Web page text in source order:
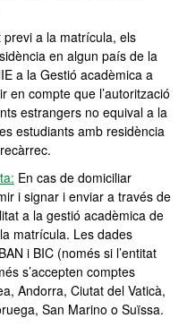
a la matrícula, els
en algun país de la
a la Gestió acadèmica a
en compte que l’autorització
estrangers no equival a la
estudiants amb residència
: En cas de domiciliar
i signar i enviar a través de
a la gestió acadèmica de
matrícula. Les dades
i BIC (només si l’entitat
s’accepten comptes
Andorra, Ciutat del Vaticà,
San Marino o Suïssa.